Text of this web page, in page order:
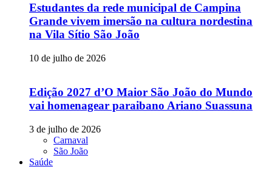
Estudantes da rede municipal de Campina
Grande vivem imersão na cultura nordestina
na Vila Sítio São João
10 de julho de 2026
Edição 2027 d’O Maior São João do Mundo
vai homenagear paraibano Ariano Suassuna
3 de julho de 2026
Carnaval
São João
Saúde